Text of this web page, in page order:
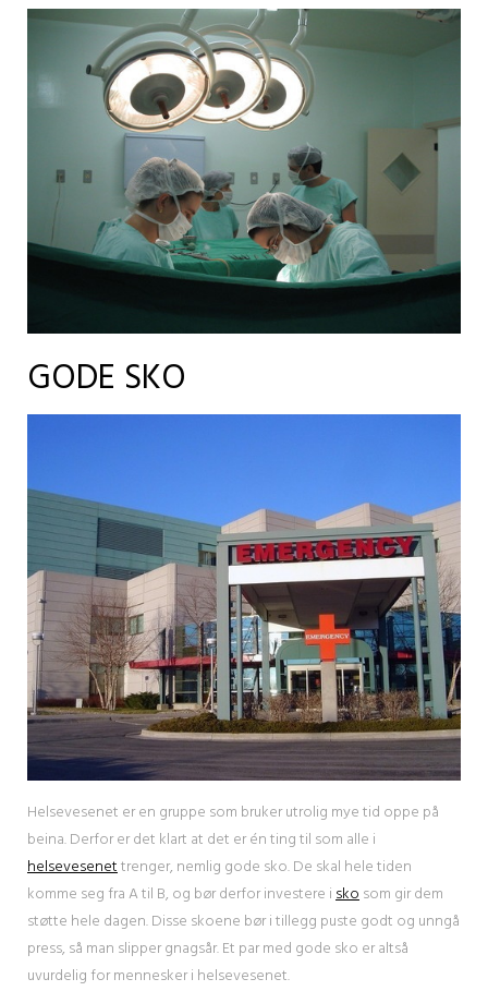
GODE SKO
Helsevesenet er en gruppe som bruker utrolig mye tid oppe på
beina. Derfor er det klart at det er én ting til som alle i
helsevesenettrenger, nemlig gode sko. De skal hele tiden
komme seg fra A til B, og bør derfor investere iskosom gir dem
støtte hele dagen. Disse skoene bør i tillegg puste godt og unngå
press, så man slipper gnagsår. Et par med gode sko er altså
uvurdelig for mennesker i helsevesenet.